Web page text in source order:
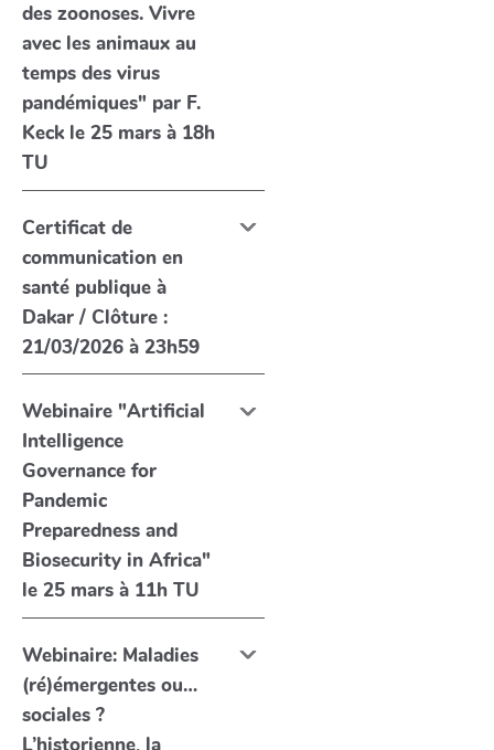
des zoonoses. Vivre
avec les animaux au
temps des virus
pandémiques" par F.
Keck le 25 mars à 18h
TU
Certificat de
communication en
santé publique à
Dakar / Clôture :
21/03/2026 à 23h59
Webinaire "Artificial
Intelligence
Governance for
Pandemic
Preparedness and
Biosecurity in Africa"
le 25 mars à 11h TU
Webinaire: Maladies
(ré)émergentes ou…
sociales ?